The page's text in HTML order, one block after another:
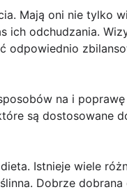
Mają oni nie tylko
ich odchudzania.
odpowiednio
na i
są dostosowane
Istnieje wiele
Dobrze